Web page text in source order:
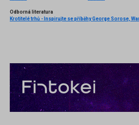
Odborná literatura